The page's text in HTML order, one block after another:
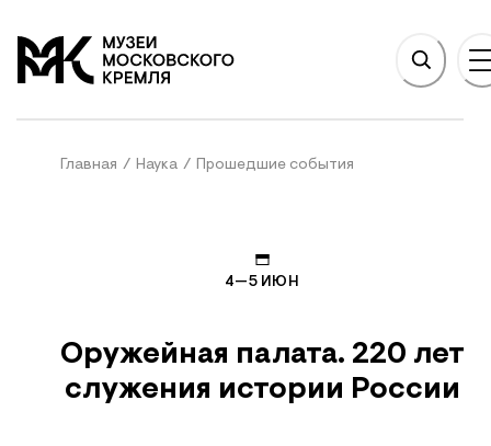
На главную
Главная / Наука / Прошедшие события
4—5 ИЮН
Оружейная палата. 220 лет
служения истории России